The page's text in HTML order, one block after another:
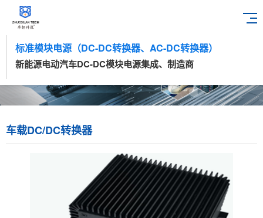
标准模块电源（DC-DC转换器、AC-DC转换器）
新能源电动汽车DC-DC模块电源集成、制造商
车载DC/DC转换器